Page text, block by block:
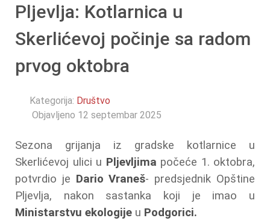
Pljevlja: Kotlarnica u
Skerlićevoj počinje sa radom
prvog oktobra
Kategorija: Društvo
Objavljeno 12 septembar 2025
Sezona grijanja iz gradske kotlarnice u
Skerlićevoj ulici u Pljevljima počeće 1. oktobra,
potvrdio je Dario Vraneš- predsjednik Opštine
Pljevlja, nakon sastanka koji je imao u
Ministarstvu ekologije u Podgorici.